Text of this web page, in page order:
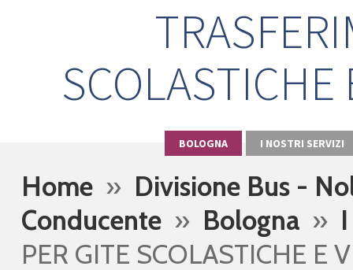
BOLOGNA I NOSTRI SERVIZI
Home » Divisione Bus -
Conducente » Bologna »
PER GITE SCOLASTICHE E